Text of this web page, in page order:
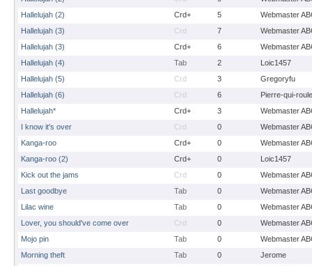
Hallelujah (2)
Crd+ 5
Webmaster
Hallelujah (3)
Crd 7
Webmaster
Hallelujah (3)
Crd+ 6
Webmaster
Hallelujah (4)
Tab 2
Loic1457
Hallelujah (5)
Crd 3
Gregoryfu
Hallelujah (6)
Crd 6
Pierre-qui-roule
Hallelujah*
Crd+ 3
Webmaster
I know it's over
Crd 0
Webmaster
Kanga-roo
Crd+ 0
Webmaster
Kanga-roo (2)
Crd+ 0
Loic1457
Kick out the jams
Crd 0
Webmaster
Last goodbye
Tab 0
Webmaster
Lilac wine
Tab 0
Webmaster
Lover, you should've come over
Crd 0
Webmaster
Mojo pin
Tab 0
Webmaster
Morning theft
Tab 0
Jerome